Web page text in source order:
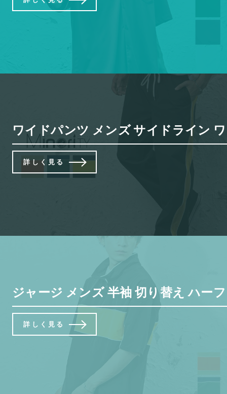
ワイドパンツ メンズ サイドライン
詳しく見る
ジャージ メンズ 半袖 切り替え ハー
詳しく見る